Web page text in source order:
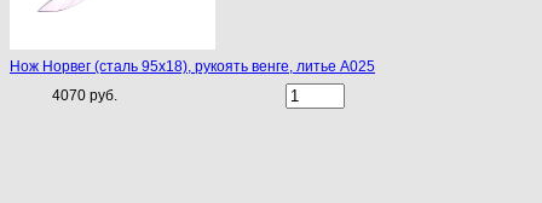
Нож Норвег (сталь 95х18), рукоять венге, литье A025
4070 руб.